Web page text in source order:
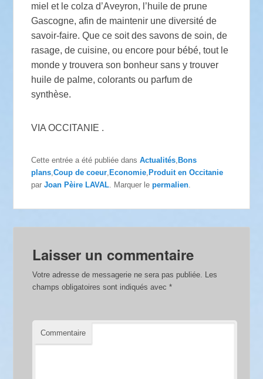
miel et le colza d’Aveyron, l’huile de prune
Gascogne, afin de maintenir une diversité de
savoir-faire. Que ce soit des savons de soin, de
rasage, de cuisine, ou encore pour bébé, tout le
monde y trouvera son bonheur sans y trouver
huile de palme, colorants ou parfum de
synthèse.
VIA OCCITANIE .
Cette entrée a été publiée dansActualités ,Bons
plans ,Coup de coeur ,Economie ,Produit en Occitanie
parJoan Pèire LAVAL . Marquer lepermalien
Laisser un commentaire
Votre adresse de messagerie ne sera pas publiée. Les
champs obligatoires sont indiqués avec*
Commentaire